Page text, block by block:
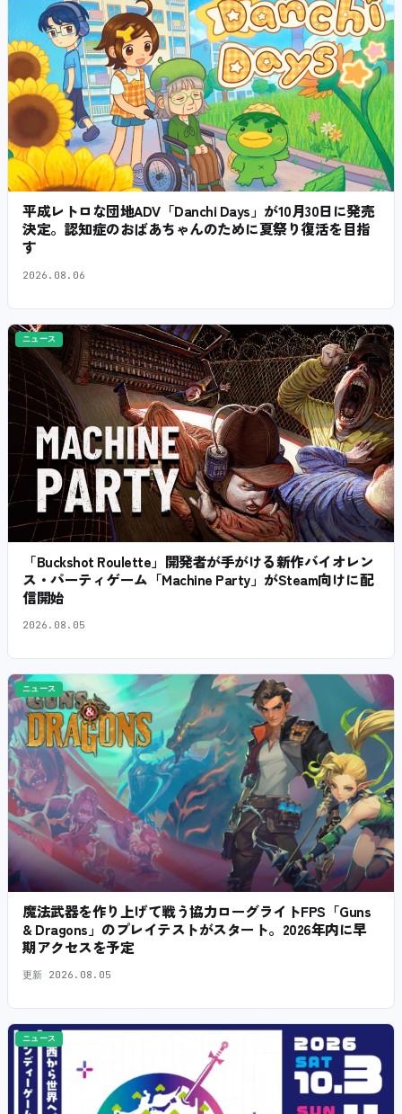
平成レトロな団地ADV「Danchi Days」が10月30日に発売
決定。認知症のおばあちゃんのために夏祭り復活を目指
す
2026.08.06
ニュース
「Buckshot Roulette」開発者が手がける新作バイオレン
ス・パーティゲーム「Machine Party」がSteam向けに配
信開始
2026.08.05
ニュース
魔法武器を作り上げて戦う協力ローグライトFPS「Guns
& Dragons」のプレイテストがスタート。2026年内に早
期アクセスを予定
更新 2026.08.05
ニュース